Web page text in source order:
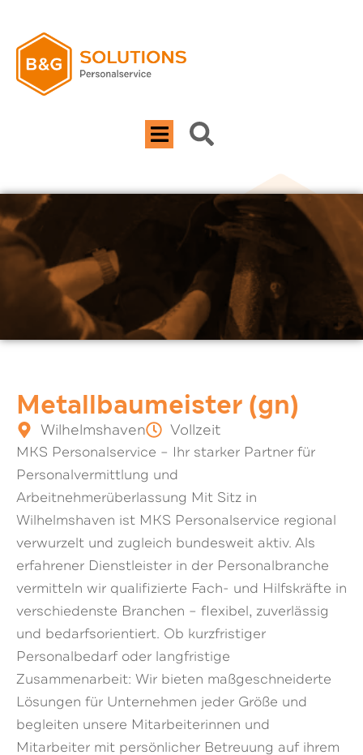
Metallbaumeister (gn)
Wilhelmshaven Vollzeit
MKS Personalservice – Ihr starker Partner für
Personalvermittlung und
Arbeitnehmerüberlassung Mit Sitz in
Wilhelmshaven ist MKS Personalservice regional
verwurzelt und zugleich bundesweit aktiv. Als
erfahrener Dienstleister in der Personalbranche
vermitteln wir qualifizierte Fach- und Hilfskräfte in
verschiedenste Branchen – flexibel, zuverlässig
und bedarfsorientiert. Ob kurzfristiger
Personalbedarf oder langfristige
Zusammenarbeit: Wir bieten maßgeschneiderte
Lösungen für Unternehmen jeder Größe und
begleiten unsere Mitarbeiterinnen und
Mitarbeiter mit persönlicher Betreuung auf ihrem